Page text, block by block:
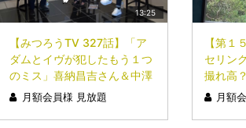
13:25
【みつろうTV 327話】「ア
ダムとイヴが犯したもう１つ
のミス」喜納昌吉さん＆中澤
弘幸さん対談【縄文と弥生
月額会員様 見放題
【第１
セリン
撮れ高
月額